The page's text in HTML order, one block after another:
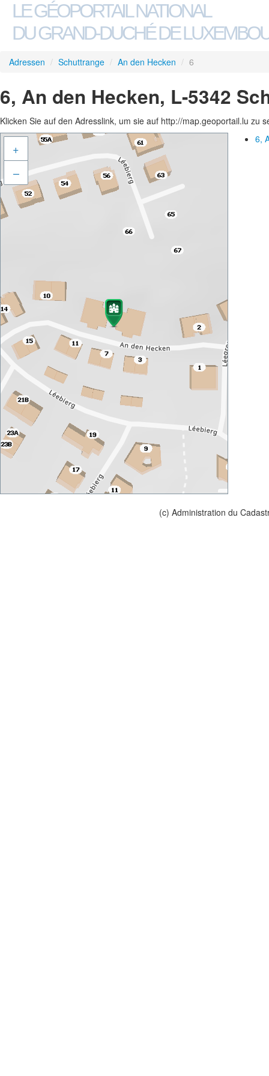
LE GÉOPORTAIL NATIONAL
DU GRAND-DUCHÉ DE
Adressen / Schuttrange / An den Hecken / 6
6, An den Hecken, L-5342
Klicken Sie auf den Adresslink, um sie auf http://map.geoportail.lu zu
+
–
6,
(c) Administration du